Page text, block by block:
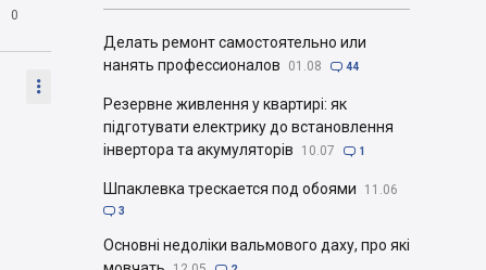
0

Делать ремонт самостоятельно или
нанять профессионалов
01.08  44
Резервне живлення у квартирі: як
підготувати електрику до встановлення
інвертора та акумуляторів
10.07  1
Шпаклевка трескается под обоями 11.06
 3
Основні недоліки вальмового даху, про які